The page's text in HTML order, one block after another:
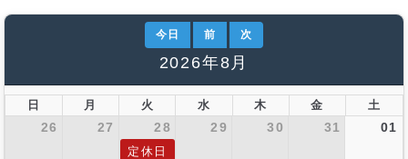
今日 前 次
2026年8月
日 月 火 水 木 金 土
26 27 28 29 30 31 01
定休日